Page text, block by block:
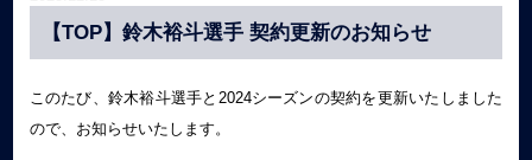
【TOP】鈴木裕斗選手 契約更新のお知らせ
このたび、鈴木裕斗選手と2024シーズンの契約を更新いたしました
ので、お知らせいたします。